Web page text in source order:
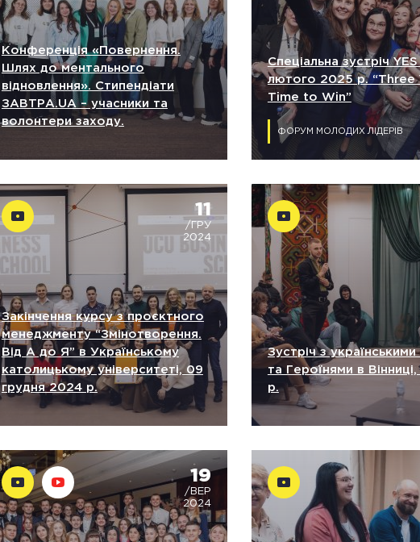
Конференція «Повернення.
Шлях до ментального
відновлення». Стипендіати
ЗАВТРА.UA – учасники та
волонтери заходу.
Спеціальна зустріч
лютого 2025 р. “Three
Time to Win”
ФОРУМ МОЛОДИХ ЛІДЕРІВ
11
/ГРУ
2024
Закінчення курсу з проєктного
менеджменту “Змінотворення.
Від А до Я” в Українському
католицькому університеті, 09
грудня 2024 р.
Зустріч з
та Героїнями в
р.
19
/ВЕР
2024